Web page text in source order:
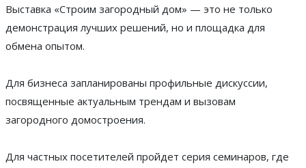
Выставка «Строим загородный дом» — это не только
демонстрация лучших решений, но и площадка для
обмена опытом.
Для бизнеса запланированы профильные дискуссии,
посвященные актуальным трендам и вызовам
загородного домостроения.
Для частных посетителей пройдет серия семинаров, где